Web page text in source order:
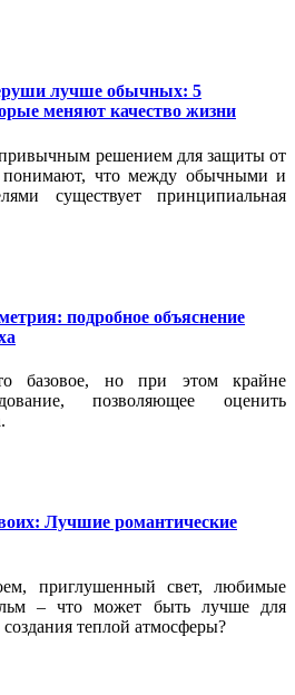
лучше обычных: 5
меняют качество жизни
решением для защиты от
что между обычными и
существует принципиальная
подробное объяснение
базовое, но при этом крайне
позволяющее оценить
Лучшие романтические
приглушенный свет, любимые
– что может быть лучше для
теплой атмосферы?